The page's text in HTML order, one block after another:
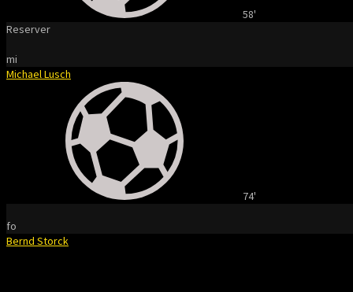
58'
Reserver
mi
Michael Lusch
74'
fo
Bernd Storck